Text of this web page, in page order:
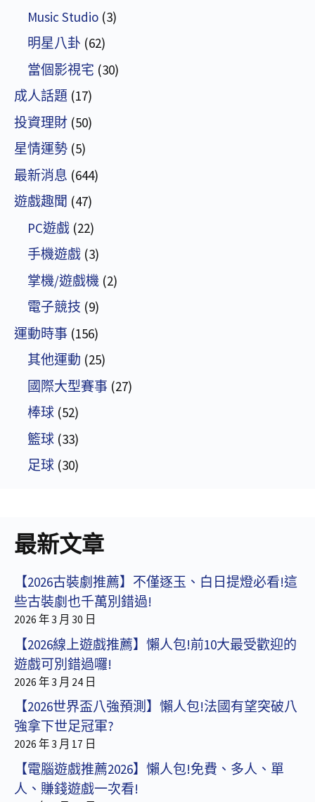
Music Studio (3)
明星八卦 (62)
當個影視宅 (30)
成人話題 (17)
投資理財 (50)
星情運勢 (5)
最新消息 (644)
遊戲趣聞 (47)
PC遊戲 (22)
手機遊戲 (3)
掌機/遊戲機 (2)
電子競技 (9)
運動時事 (156)
其他運動 (25)
國際大型賽事 (27)
棒球 (52)
籃球 (33)
足球 (30)
最新文章
【2026古裝劇推薦】不僅逐玉、白日提燈必看!這
些古裝劇也千萬別錯過!
2026 年 3 月 30 日
【2026線上遊戲推薦】懶人包!前10大最受歡迎的
遊戲可別錯過囉!
2026 年 3 月 24 日
【2026世界盃八強預測】懶人包!法國有望突破八
強拿下世足冠軍?
2026 年 3 月 17 日
【電腦遊戲推薦2026】懶人包!免費、多人、單
人、賺錢遊戲一次看!